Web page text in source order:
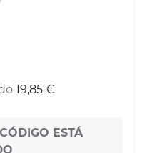
19,85 €
ESTÁ